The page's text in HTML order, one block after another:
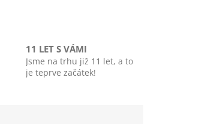
11 LET S VÁMI
Jsme na trhu již 11 let, a to
je teprve začátek!